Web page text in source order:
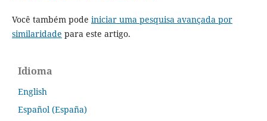
Você também pode iniciar uma pesquisa avançada por
similaridade para este artigo.
Idioma
English
Español (España)